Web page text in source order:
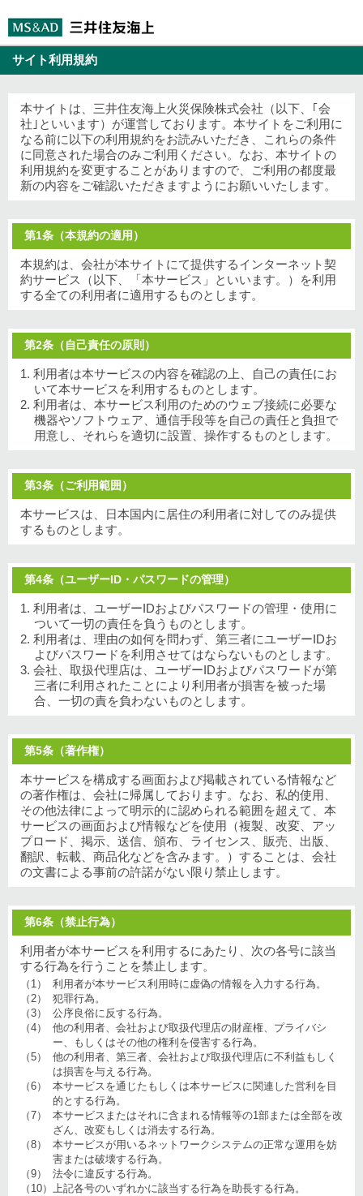
サイト利用規約
本サイトは、三井住友海上火災保険株式会社（以下、｢会
社｣といいます）が運営しております。本サイトをご利用に
なる前に以下の利用規約をお読みいただき、これらの条件
に同意された場合のみご利用ください。なお、本サイトの
利用規約を変更することがありますので、ご利用の都度最
新の内容をご確認いただきますようにお願いいたします。
第1条（本規約の適用）
本規約は、会社が本サイトにて提供するインターネット契
約サービス（以下、「本サービス」といいます。）を利用
する全ての利用者に適用するものとします。
第2条（自己責任の原則）
1. 利用者は本サービスの内容を確認の上、自己の責任にお
いて本サービスを利用するものとします。
2. 利用者は、本サービス利用のためのウェブ接続に必要な
機器やソフトウェア、通信手段等を自己の責任と負担で
用意し、それらを適切に設置、操作するものとします。
第3条（ご利用範囲）
本サービスは、日本国内に居住の利用者に対してのみ提供
するものとします。
第4条（ユーザーID・パスワードの管理）
1. 利用者は、ユーザーIDおよびパスワードの管理・使用に
ついて一切の責任を負うものとします。
2. 利用者は、理由の如何を問わず、第三者にユーザーIDお
よびパスワードを利用させてはならないものとします。
3. 会社、取扱代理店は、ユーザーIDおよびパスワードが第
三者に利用されたことにより利用者が損害を被った場
合、一切の責を負わないものとします。
第5条（著作権）
本サービスを構成する画面および掲載されている情報など
の著作権は、会社に帰属しております。なお、私的使用、
その他法律によって明示的に認められる範囲を超えて、本
サービスの画面および情報などを使用（複製、改変、アッ
プロード、掲示、送信、頒布、ライセンス、販売、出版、
翻訳、転載、商品化などを含みます。）することは、会社
の文書による事前の許諾がない限り禁止します。
第6条（禁止行為）
利用者が本サービスを利用するにあたり、次の各号に該当
する行為を行うことを禁止します。
（1）
利用者が本サービス利用時に虚偽の情報を入力する行為。
（2）
犯罪行為。
（3）
公序良俗に反する行為。
（4）
他の利用者、会社および取扱代理店の財産権、プライバシ
ー、もしくはその他の権利を侵害する行為。
（5）
他の利用者、第三者、会社および取扱代理店に不利益もしく
は損害を与える行為。
（6）
本サービスを通じたもしくは本サービスに関連した営利を目
的とする行為。
（7）
本サービスまたはそれに含まれる情報等の1部または全部を改
ざん、改変もしくは消去する行為。
（8）
本サービスが用いるネットワークシステムの正常な運用を妨
害または破壊する行為。
（9）
法令に違反する行為。
（10） 上記各号のいずれかに該当する行為を助長する行為。